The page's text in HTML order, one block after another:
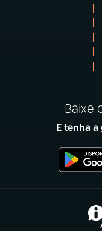
Baixe
E tenha